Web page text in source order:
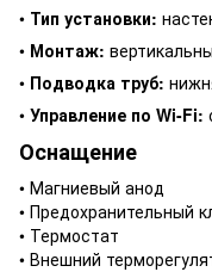
• Тип установки:
• Монтаж:
• Подводка труб:
• Управление по Wi-Fi:
Оснащение
• Магниевый анод
• Предохранительный
• Термостат
• Внешний